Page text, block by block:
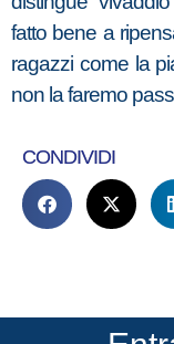
fatto bene a
ragazzi come la
non la faremo
CONDIVIDI